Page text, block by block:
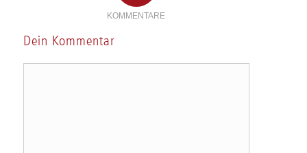
KOMMENTARE
Dein Kommentar